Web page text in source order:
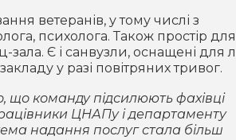
ветеранів, у тому числі з
психолога. Також простір для
зала. Є і санвузли, оснащені для
у разі повітряних тривог.
що команду підсилюють фахівці
ЦНАПу і департаменту
надання послуг стала більш